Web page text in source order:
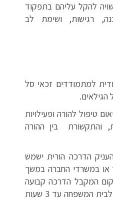
להקל עליהם בתפקוד
רגישות, ושימת לב
למתמודדים זכאי סל
הגילאים.
טיפול להורה ופעילויות
והתקשורת בין ההורה
הדרכה הורית ישמש
או במשרדי החברה במשך
המקבל הדרכה קבועה
גם בהקשר של הורה -ילד, יגיע לבית המשפחה עד 3 שעות